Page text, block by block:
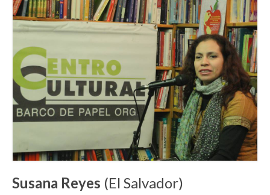
Susana Reyes (El Salvador)